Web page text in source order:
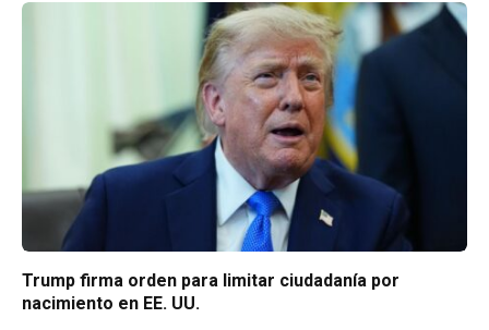
Trump firma orden para limitar ciudadanía por
nacimiento en EE. UU.